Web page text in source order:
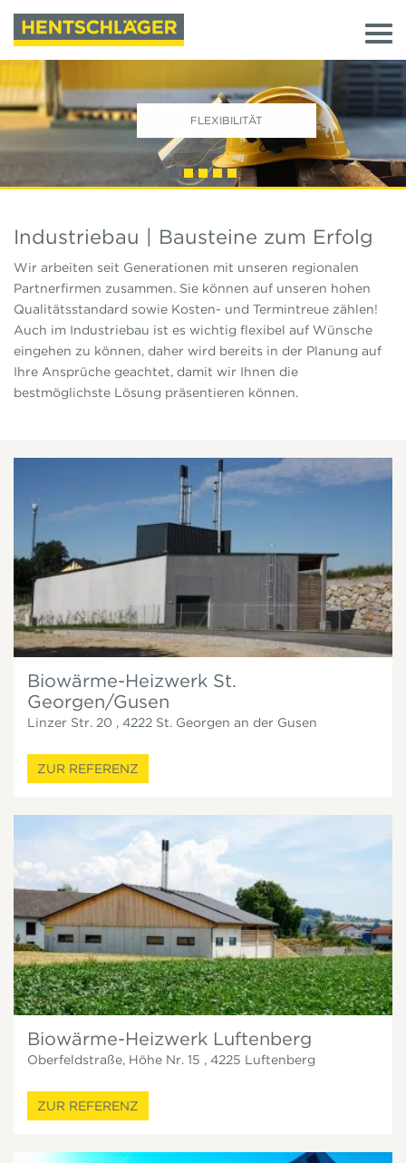
FLEXIBILITÄT
Industriebau | Bausteine zum Erfolg
Wir arbeiten seit Generationen mit unseren regionalen
Partnerfirmen zusammen. Sie können auf unseren hohen
Qualitätsstandard sowie Kosten- und Termintreue zählen!
Auch im Industriebau ist es wichtig flexibel auf Wünsche
eingehen zu können, daher wird bereits in der Planung auf
Ihre Ansprüche geachtet, damit wir Ihnen die
bestmöglichste Lösung präsentieren können.
Biowärme-Heizwerk St.
Georgen/Gusen
Linzer Str. 20 , 4222 St. Georgen an der Gusen
ZUR REFERENZ
Biowärme-Heizwerk Luftenberg
Oberfeldstraße, Höhe Nr. 15 , 4225 Luftenberg
ZUR REFERENZ